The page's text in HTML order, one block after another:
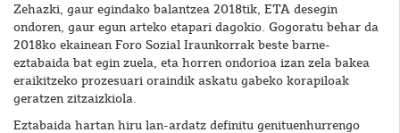
Zehazki, gaur egindako balantzea 2018tik, ETA desegin
ondoren, gaur egun arteko etapari dagokio. Gogoratu behar da
2018ko ekainean Foro Sozial Iraunkorrak beste barne-
eztabaida bat egin zuela, eta horren ondorioa izan zela bakea
eraikitzeko prozesuari oraindik askatu gabeko korapiloak
geratzen zitzaizkiola.
Eztabaida hartan hiru lan-ardatz definitu genituenhurrengo